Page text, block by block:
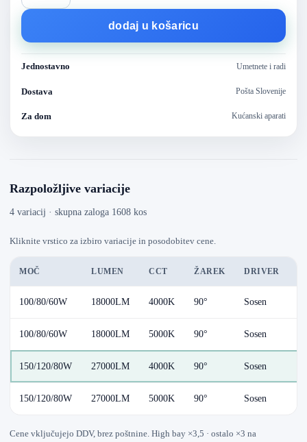
dodaj u košaricu
Jednostavno Umetnete i radi
Dostava Pošta Slovenije
Za dom Kućanski aparati
Razpoložljive variacije
4 variacij · skupna zaloga 1608 kos
Kliknite vrstico za izbiro variacije in posodobitev cene.
MOČ LUMEN CCT ŽAREK DRIVER
100/80/60W 18000LM 4000K 90° Sosen
100/80/60W 18000LM 5000K 90° Sosen
150/120/80W 27000LM 4000K 90° Sosen
150/120/80W 27000LM 5000K 90° Sosen
Cene vključujejo DDV, brez poštnine. High bay ×3,5 · ostalo ×3 na